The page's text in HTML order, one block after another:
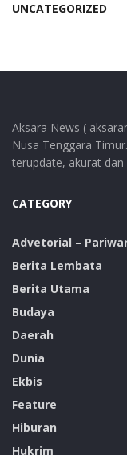
UNCATEGORIZED
Aksara News (
Nusa Tenggara
terupdate, akurat dan
CATEGORY
Advetorial –
Berita Lembata
Berita Utama
Budaya
Daerah
Dunia
Ekbis
Feature
Hiburan
Hukrim